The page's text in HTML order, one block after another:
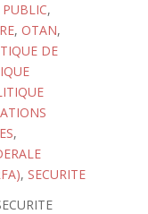
,
, OTAN,
DE
,
, SECURITE